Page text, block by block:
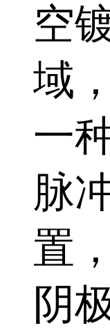
空
域
一
脉
置
阴